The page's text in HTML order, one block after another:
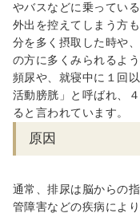
やバスなどに乗ってい
外出を控えてしまう方
分を多く摂取した時や
の方に多くみられるよ
頻尿や、就寝中に１回
活動膀胱」と呼ばれ、
ると言われています。
原因
通常、排尿は脳からの
管障害などの疾病によ